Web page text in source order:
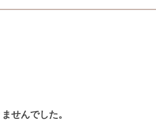
せんでした。